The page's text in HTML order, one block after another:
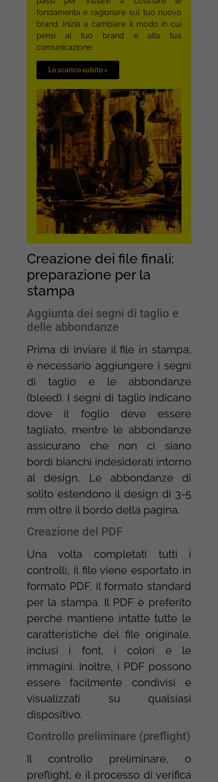
fondamenta e ragionare sul tuo nuovo
brand. Inizia a cambiare il modo in cui
pensi al tuo brand e alla tua
comunicazione.
Lo scarico subito >
Creazione dei file finali:
preparazione per la
stampa
Aggiunta dei segni di taglio e
delle abbondanze
Prima di inviare il file in stampa,
è necessario aggiungere i segni
di taglio e le abbondanze
(bleed). I segni di taglio indicano
dove il foglio deve essere
tagliato, mentre le abbondanze
assicurano che non ci siano
bordi bianchi indesiderati intorno
al design. Le abbondanze di
solito estendono il design di 3-5
mm oltre il bordo della pagina.
Creazione del PDF
Una volta completati tutti i
controlli, il file viene esportato in
formato PDF, il formato standard
per la stampa. Il PDF è preferito
perché mantiene intatte tutte le
caratteristiche del file originale,
inclusi i font, i colori e le
immagini. Inoltre, i PDF possono
essere facilmente condivisi e
visualizzati su qualsiasi
dispositivo.
Controllo preliminare (preflight)
Il controllo preliminare, o
preflight, è il processo di verifica